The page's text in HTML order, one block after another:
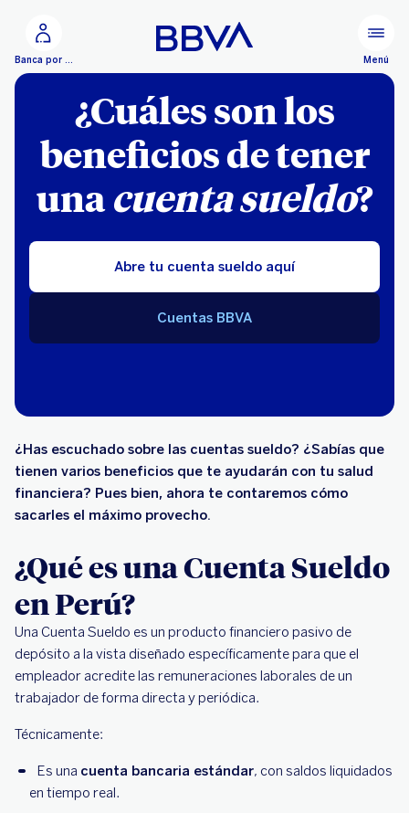
Banca por Internet Menú
¿Cuáles son los
beneficios de tener
unacuenta sueldo?
Abre tu cuenta sueldo aquí
Cuentas BBVA
¿Has escuchado sobre las cuentas sueldo? ¿Sabías que
tienen varios beneficios que te ayudarán con tu salud
financiera? Pues bien, ahora te contaremos cómo
sacarles el máximo provecho.
¿Qué es una Cuenta Sueldo
en Perú?
Una Cuenta Sueldo es un producto financiero pasivo de
depósito a la vista diseñado específicamente para que el
empleador acredite las remuneraciones laborales de un
trabajador de forma directa y periódica.
Técnicamente:
Es una cuenta bancaria estándar, con saldos liquidados
en tiempo real.